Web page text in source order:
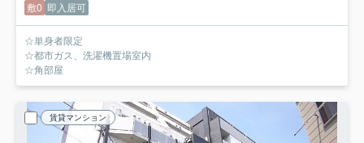
敷0 即入居可
☆単身者限定
☆都市ガス、洗濯機置場室内
☆角部屋
賃貸マンション